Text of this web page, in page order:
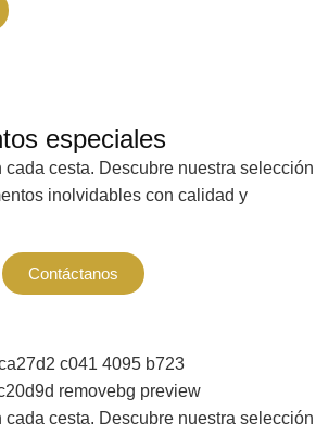
especiales
cesta. Descubre nuestra selección
inolvidables con calidad y
Contáctanos
cesta. Descubre nuestra selección